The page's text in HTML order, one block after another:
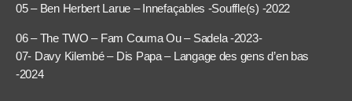
05 – Ben Herbert Larue – Innefaçables -Souffle(s) -2022
06 – The TWO – Fam Couma Ou – Sadela -2023-
07- Davy Kilembé – Dis Papa – Langage des gens d’en bas
-2024